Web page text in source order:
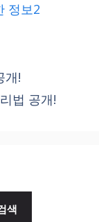
정보2
개!
법 공개!
색